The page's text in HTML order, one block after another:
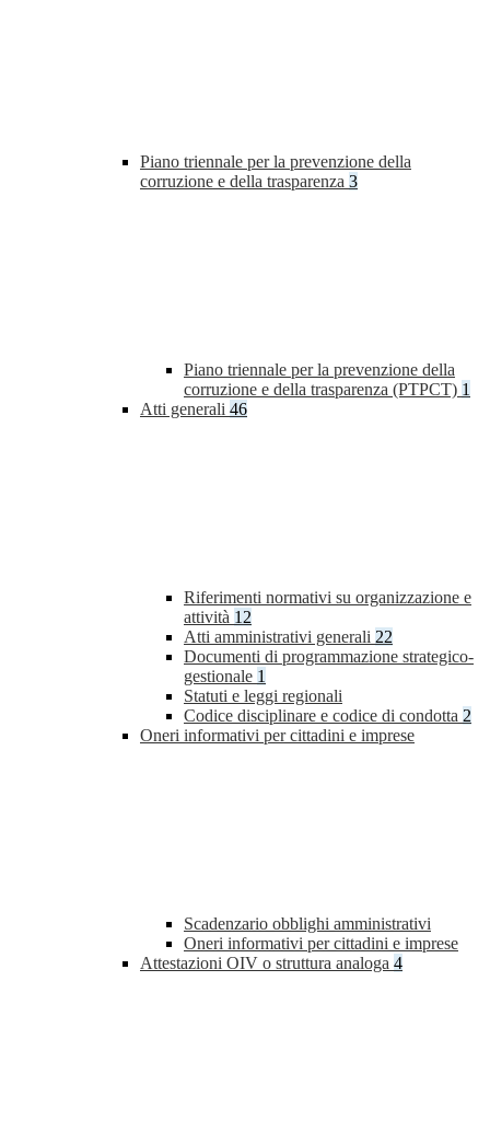
Piano triennale per la prevenzione della
corruzione e della trasparenza 3
Piano triennale per la prevenzione della
corruzione e della trasparenza (PTPCT) 1
Atti generali 46
Riferimenti normativi su organizzazione e
attività 12
Atti amministrativi generali 22
Documenti di programmazione strategico-
gestionale 1
Statuti e leggi regionali
Codice disciplinare e codice di condotta 2
Oneri informativi per cittadini e imprese
Scadenzario obblighi amministrativi
Oneri informativi per cittadini e imprese
Attestazioni OIV o struttura analoga 4